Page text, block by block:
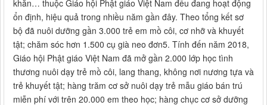
khăn… thuộc Giáo hội Phật giáo Việt Nam đều đang hoạt động
ổn định, hiệu quả trong nhiều năm gần đây. Theo tổng kết sơ
bộ đã nuôi dưỡng gần 3.000 trẻ em mồ côi, cơ nhỡ và khuyết
tật; chăm sóc hơn 1.500 cụ già neo đơn5. Tính đến năm 2018,
Giáo hội Phật giáo Việt Nam đã mở gần 2.000 lớp học tình
thương nuôi dạy trẻ mồ côi, lang thang, không nơi nương tựa và
trẻ khuyết tật; hàng trăm cơ sở nuôi dạy trẻ mẫu giáo bán trú
miễn phí với trên 20.000 em theo học; hàng chục cơ sở dưỡng